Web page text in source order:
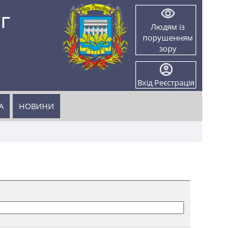
Людям із
порушенням
зору
Вхід Реєстрація
НОВИНИ